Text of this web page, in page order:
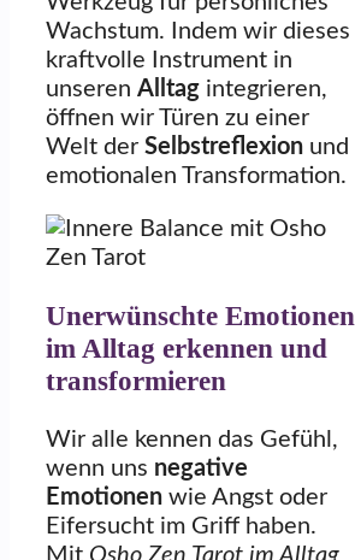
Wachstum. Indem wir dieses
kraftvolle Instrument in
unseren Alltag integrieren,
öffnen wir Türen zu einer
Welt der Selbstreflexion und
emotionalen Transformation.
Unerwünschte Emotionen
im Alltag erkennen und
transformieren
Wir alle kennen das Gefühl,
wenn uns negative
Emotionen wie Angst oder
Eifersucht im Griff haben.